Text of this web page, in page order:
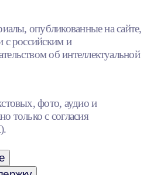
опубликованные на сайте,
с российским и
об интеллектуальной
фото, аудио и
только с согласия